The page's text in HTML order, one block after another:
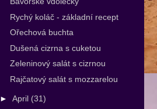
Rychý koláč - základní recept
Ořechová buchta
Dušená cizrna s cuketou
Zeleninový salát s cizrnou
Rajčatový salát s mozzarelou
► April (31)